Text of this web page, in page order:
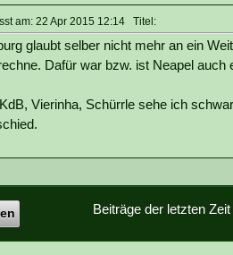
am: 22 Apr 2015 12:14 Titel:
glaubt selber nicht mehr an ein
Dafür war bzw. ist Neapel
Vierinha, Schürrle sehe ich
Beiträge der letzten